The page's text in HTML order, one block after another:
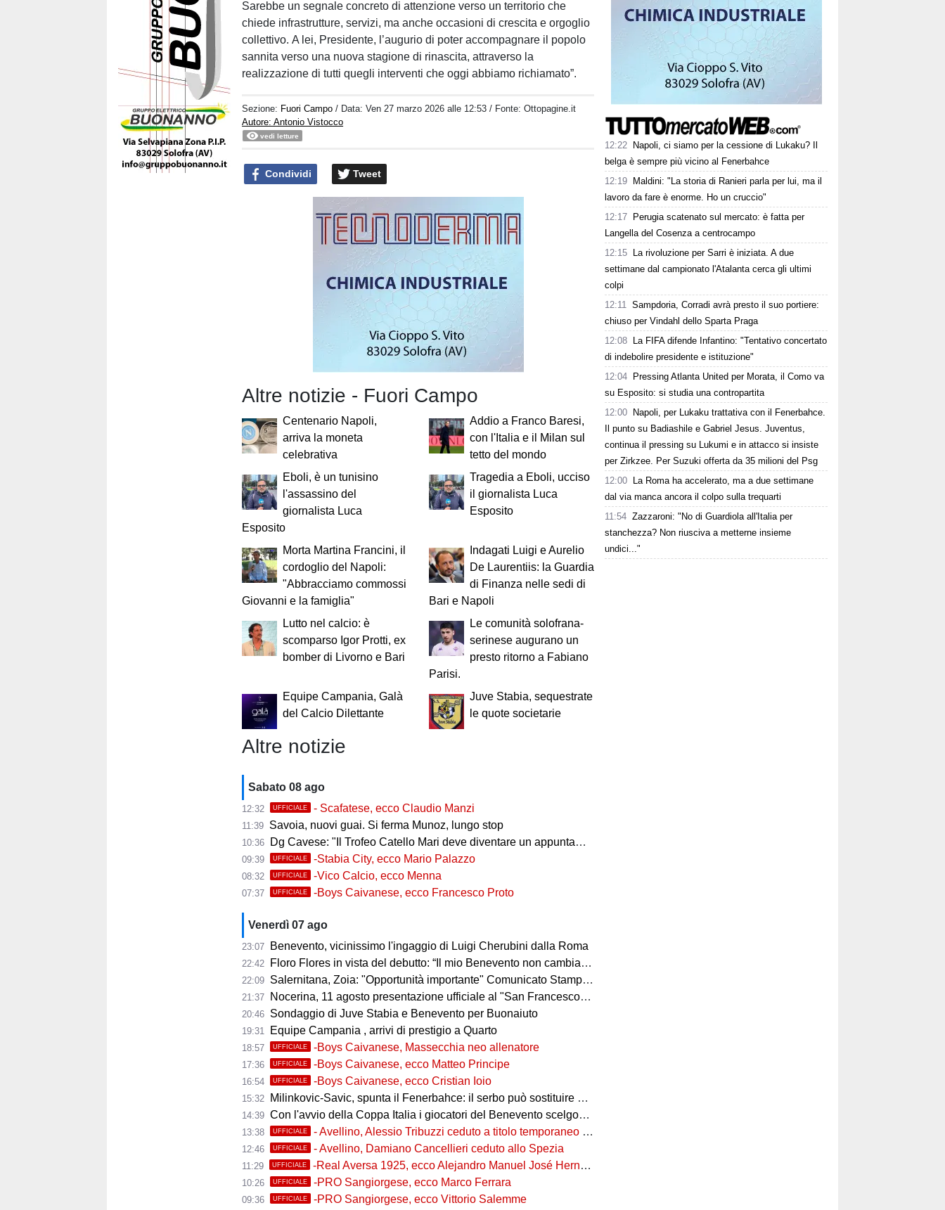
Sarebbe un segnale concreto di attenzione verso un territorio che
chiede infrastrutture, servizi, ma anche occasioni di crescita e orgoglio
collettivo. A lei, Presidente, l’augurio di poter accompagnare il popolo
sannita verso una nuova stagione di rinascita, attraverso la
realizzazione di tutti quegli interventi che oggi abbiamo richiamato”.
Sezione: Fuori Campo / Data:Ven 27 marzo 2026 alle 12:53 / Fonte: Ottopagine.it
Autore: Antonio Vistocco
vedi letture
Condividi Tweet
Altre notizie - Fuori Campo
Centenario Napoli,
arriva la moneta
celebrativa
Addio a Franco Baresi,
con l'Italia e il Milan sul
tetto del mondo
Eboli, è un tunisino
l'assassino del
giornalista Luca
Esposito
Tragedia a Eboli, ucciso
il giornalista Luca
Esposito
Morta Martina Francini, il
cordoglio del Napoli:
"Abbracciamo commossi
Giovanni e la famiglia"
Indagati Luigi e Aurelio
De Laurentiis: la Guardia
di Finanza nelle sedi di
Bari e Napoli
Lutto nel calcio: è
scomparso Igor Protti, ex
bomber di Livorno e Bari
Le comunità solofrana-
serinese augurano un
presto ritorno a Fabiano
Parisi.
Equipe Campania, Galà
del Calcio Dilettante
Juve Stabia, sequestrate
le quote societarie
Altre notizie
Sabato 08 ago
12:32 UFFICIALE - Scafatese, ecco Claudio Manzi
11:39 Savoia, nuovi guai. Si ferma Munoz, lungo stop
10:36 Dg Cavese: "Il Trofeo Catello Mari deve diventare un appuntamento fisso"
09:39 UFFICIALE -Stabia City, ecco Mario Palazzo
08:32 UFFICIALE -Vico Calcio, ecco Menna
07:37 UFFICIALE -Boys Caivanese, ecco Francesco Proto
Venerdì 07 ago
23:07 Benevento, vicinissimo l'ingaggio di Luigi Cherubini dalla Roma
22:42 Floro Flores in vista del debutto: “Il mio Benevento non cambia pelle"
22:09 Salernitana, Zoia: "Opportunità importante" Comunicato Stampa 08 agosto 2026 20:58
21:37 Nocerina, 11 agosto presentazione ufficiale al "San Francesco" e test congiunto con la Gelbison
20:46 Sondaggio di Juve Stabia e Benevento per Buonaiuto
19:31 Equipe Campania , arrivi di prestigio a Quarto
18:57 UFFICIALE -Boys Caivanese, Massecchia neo allenatore
17:36 UFFICIALE -Boys Caivanese, ecco Matteo Principe
16:54 UFFICIALE -Boys Caivanese, ecco Cristian Ioio
15:32 Milinkovic-Savic, spunta il Fenerbahce: il serbo può sostituire Ederson
14:39 Con l'avvio della Coppa Italia i giocatori del Benevento scelgono i numeri di maglia
13:38 UFFICIALE - Avellino, Alessio Tribuzzi ceduto a titolo temporaneo al Bari
12:46 UFFICIALE - Avellino, Damiano Cancellieri ceduto allo Spezia
11:29 UFFICIALE -Real Aversa 1925, ecco Alejandro Manuel José Hernández Gouveia,
10:26 UFFICIALE -PRO Sangiorgese, ecco Marco Ferrara
09:36 UFFICIALE -PRO Sangiorgese, ecco Vittorio Salemme
12:22
Napoli, ci siamo per la cessione di Lukaku? Il
belga è sempre più vicino al Fenerbahce
12:19
Maldini: "La storia di Ranieri parla per lui, ma il
lavoro da fare è enorme. Ho un cruccio"
12:17
Perugia scatenato sul mercato: è fatta per
Langella del Cosenza a centrocampo
12:15
La rivoluzione per Sarri è iniziata. A due
settimane dal campionato l'Atalanta cerca gli ultimi
colpi
12:11 Sampdoria, Corradi avrà presto il suo portiere:
chiuso per Vindahl dello Sparta Praga
12:08
La FIFA difende Infantino: "Tentativo concertato
di indebolire presidente e istituzione"
12:04
Pressing Atlanta United per Morata, il Como va
su Esposito: si studia una contropartita
12:00
Napoli, per Lukaku trattativa con il Fenerbahce.
Il punto su Badiashile e Gabriel Jesus. Juventus,
continua il pressing su Lukumi e in attacco si insiste
per Zirkzee. Per Suzuki offerta da 35 milioni del Psg
12:00
La Roma ha accelerato, ma a due settimane
dal via manca ancora il colpo sulla trequarti
11:54 Zazzaroni: "No di Guardiola all'Italia per
stanchezza? Non riusciva a metterne insieme
undici..."